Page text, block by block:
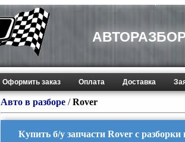
Оформить заказ Оплата Доставка
Авто в разборе /Rover
Купить б/у запчасти Rover с разборки